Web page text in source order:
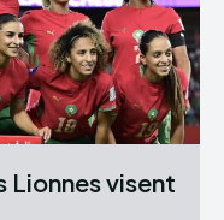
Lionnes visent